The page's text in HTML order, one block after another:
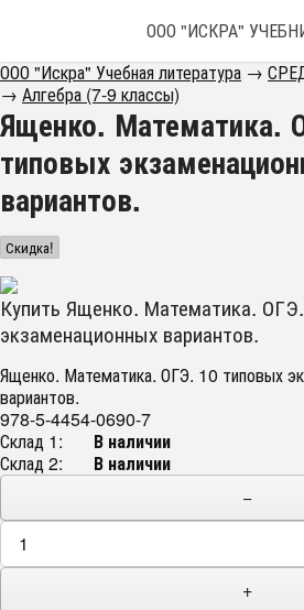
ООО "ИСКРА"
ООО "Искра" Учебная литература →
→ Алгебра (7-9 классы)
Ященко. Математика.
типовых
вариантов.
Скидка!
Купить Ященко. Математика.
экзаменационных вариантов.
Ященко. Математика. ОГЭ. 10 типовых
вариантов.
978-5-4454-0690-7
Склад 1:
В наличии
Склад 2:
В наличии
−
+